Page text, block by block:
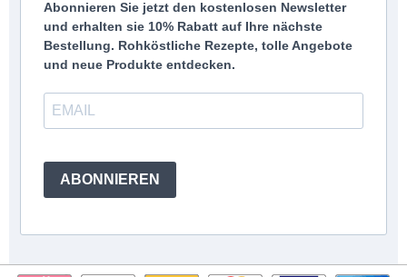
Abonnieren Sie jetzt den kostenlosen Newsletter
und erhalten sie 10% Rabatt auf Ihre nächste
Bestellung. Rohköstliche Rezepte, tolle Angebote
und neue Produkte entdecken.
ABONNIEREN